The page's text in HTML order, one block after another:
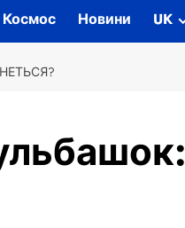
Космос Новини UK